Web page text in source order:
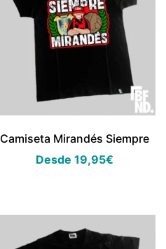
Camiseta Mirandés Siempre
Desde 19,95€